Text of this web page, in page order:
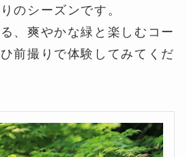
のシーズンです。
、爽やかな緑と楽しむコー
前撮りで体験してみてくだ